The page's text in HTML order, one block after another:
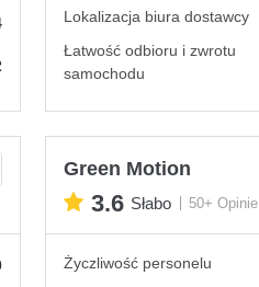
Lokalizacja biura dostawcy
Łatwość odbioru i zwrotu
samochodu
Green Motion
3.6 Słabo 50+ Opinie
Życzliwość personelu